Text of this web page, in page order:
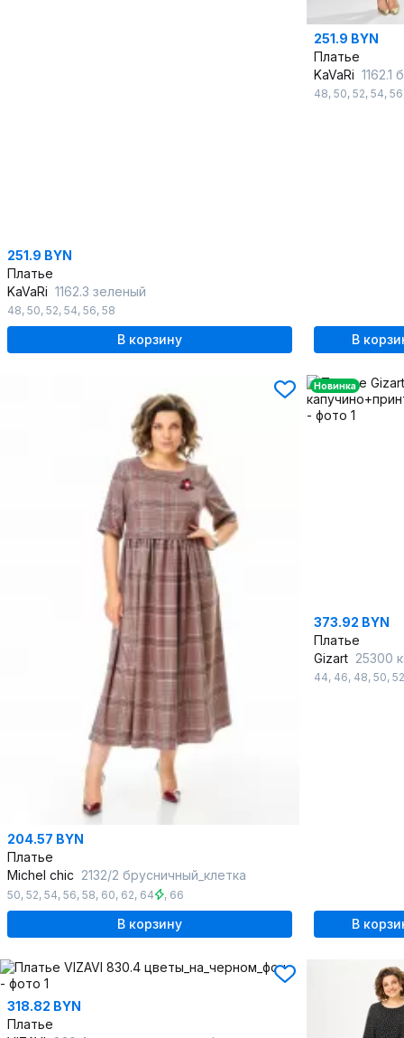
251.9 BYN
Платье
KaVaRi 1162.3 зеленый
48, 50, 52, 54, 56, 58
В корзину
251.9 BYN
Платье
KaVaRi 1162.1
48, 50, 52, 54, 56
В
204.57 BYN
Платье
Michel chic 2132/2 брусничный_клетка
50, 52, 54, 56, 58, 60, 62, 64 , 66
В корзину
Новинка
373.92 BYN
Платье
Gizart 25300
44, 46, 48, 50, 52
В
318.82 BYN
Платье